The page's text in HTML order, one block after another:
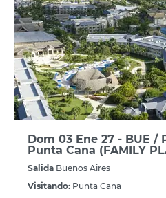
Dom 03 Ene 27 - BUE /
Punta Cana (FAMILY
Salida Buenos Aires
Visitando: Punta Cana